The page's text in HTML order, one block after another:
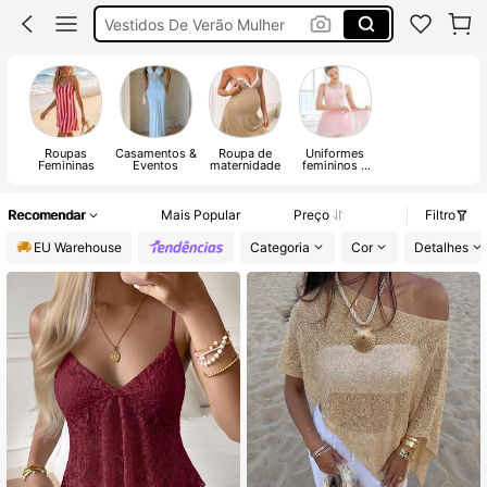
Vestidos De Cerimonia
Roupas
Femininas
Casamentos &
Eventos
Roupa de
maternidade
Uniformes
femininos e
Recomendar Mais Popular Preço
Filtro
EU Warehouse
Categoria Cor Detalhes